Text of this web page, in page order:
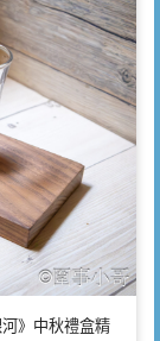
》中秋禮盒精